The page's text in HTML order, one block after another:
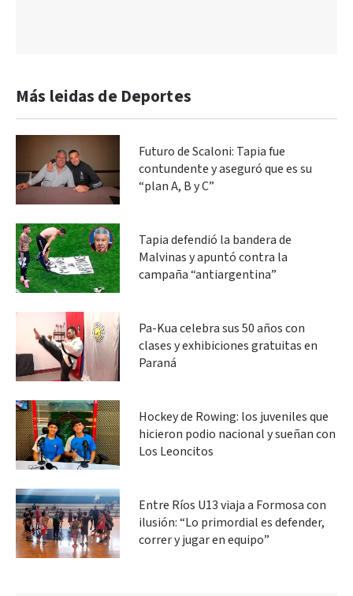
Más leidas de Deportes
Futuro de Scaloni: Tapia fue
contundente y aseguró que es su
“plan A, B y C”
Tapia defendió la bandera de
Malvinas y apuntó contra la
campaña “antiargentina”
Pa-Kua celebra sus 50 años con
clases y exhibiciones gratuitas en
Paraná
Hockey de Rowing: los juveniles que
hicieron podio nacional y sueñan con
Los Leoncitos
Entre Ríos U13 viaja a Formosa con
ilusión: “Lo primordial es defender,
correr y jugar en equipo”